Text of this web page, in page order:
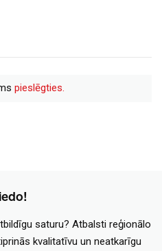
pieslēgties.
saturu? Atbalsti reģionālo
kvalitatīvu un neatkarīgu